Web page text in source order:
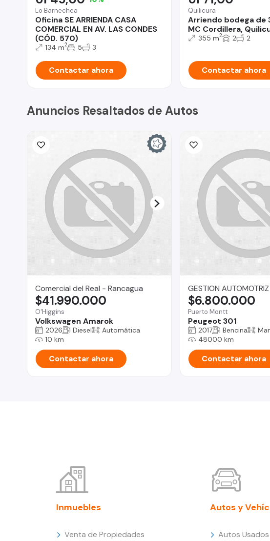
Lo Barnechea
Oficina SE ARRIENDA CASA
COMERCIAL EN AV. LAS CONDES
(CÓD. 570)
134 m2 5 3
Contactar ahora
Quilicura
Arriendo bodega de
MC Cordillera,
355 m2 2 2
Contactar ahora
Anuncios Resaltados de Autos
Comercial del Real - Rancagua
O'Higgins
Volkswagen Amarok
$41.990.000
2026 Diesel
Automática
10 km
Contactar ahora
GESTION
Puerto Montt
Peugeot 301
$6.800.000
2017 Bencina
48000 km
Contactar ahora
Inmuebles
Venta de Propiedades
Autos y
Autos Usados